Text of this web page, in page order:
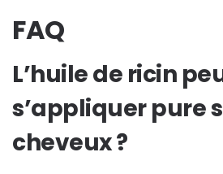
FAQ
L’huile de ricin
s’appliquer pure
cheveux ?